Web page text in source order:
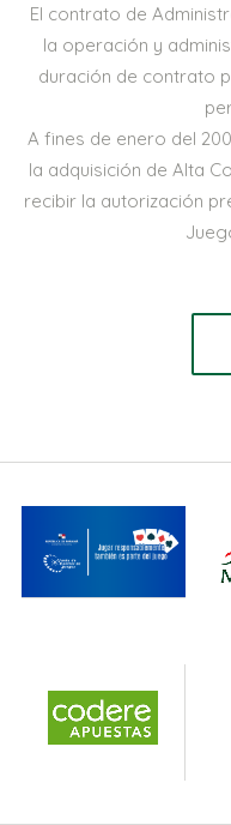
El contrato de
la operación y
duración de contrato
A fines de enero del
la adquisición de Alta
recibir la autorización